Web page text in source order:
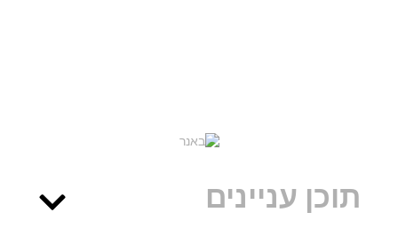
תוכן עניינים